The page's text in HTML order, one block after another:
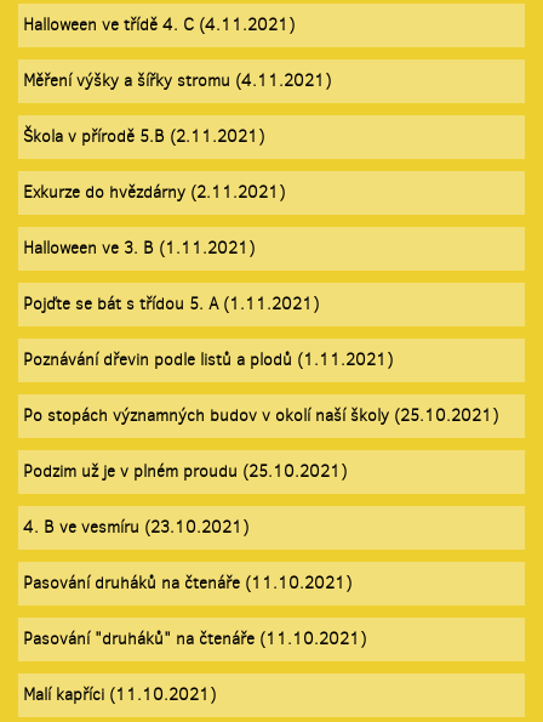
Halloween ve třídě 4. C (4.11.2021)
Měření výšky a šířky stromu (4.11.2021)
Škola v přírodě 5.B (2.11.2021)
Exkurze do hvězdárny (2.11.2021)
Halloween ve 3. B (1.11.2021)
Pojďte se bát s třídou 5. A (1.11.2021)
Poznávání dřevin podle listů a plodů (1.11.2021)
Po stopách významných budov v okolí naší školy (25.10.2021)
Podzim už je v plném proudu (25.10.2021)
4. B ve vesmíru (23.10.2021)
Pasování druháků na čtenáře (11.10.2021)
Pasování "druháků" na čtenáře (11.10.2021)
Malí kapříci (11.10.2021)